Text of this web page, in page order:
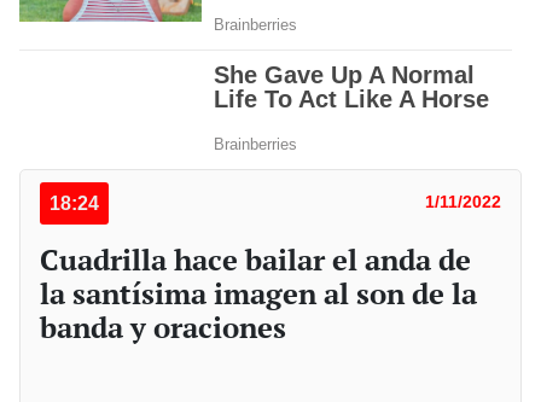
18:24 1/11/2022
Cuadrilla hace bailar el anda de
la santísima imagen al son de la
banda y oraciones